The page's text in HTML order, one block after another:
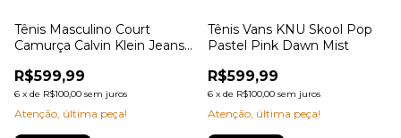
Tênis Masculino Court
Camurça Calvin Klein Jeans
R$599,99
6 x de R$100,00 sem juros
Atenção, última peça!
Tênis Vans KNU Skool Pop
Pastel Pink Dawn Mist
R$599,99
6 x de R$100,00 sem juros
Atenção, última peça!